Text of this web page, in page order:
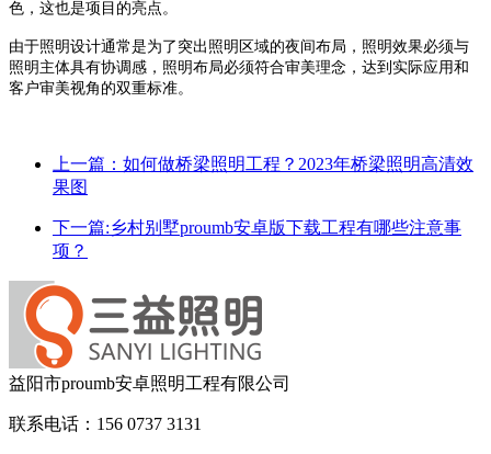
色，这也是项目的亮点。
由于照明设计通常是为了突出照明区域的夜间布局，照明效果必须与
照明主体具有协调感，照明布局必须符合审美理念，达到实际应用和
客户审美视角的双重标准。
上一篇：如何做桥梁照明工程？2023年桥梁照明高清效
果图
下一篇:乡村别墅proumb安卓版下载工程有哪些注意事
项？
益阳市proumb安卓照明工程有限公司
联系电话：156 0737 3131